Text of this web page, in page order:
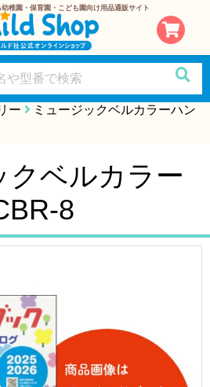
稚園・保育園・こども園向け用品通販サイト
ー
ミュージックベルカラーハン
クベルカラー
8